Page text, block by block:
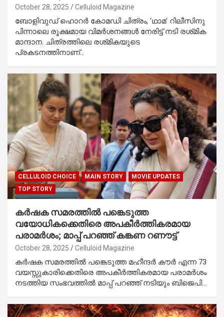
October 28, 2025 Celluloid Magazine
ബോളിവുഡ് ഹൊറർ കോമഡി ചിത്രം, ‘ഥാമ’ റിലീസിനു
പിന്നാലെ രൂക്ഷമായ വിമർശനങ്ങൾ നേരിട്ട് നടി രശ്‌മിക
മാന്ദാന. ചിത്രത്തിലെ രശ്‌മികയുടെ
പ്രകടനത്തിനാണ്…
CELLULOID CHOICE MAIN STORY
MOVIE UPDATES
TOP STORY
കർഷക സമരത്തിൽ പങ്കെടുത്ത
വയോധികക്കെതിരെ അപകീർത്തികരമായ
പരാമർശം; മാപ്പ് പറഞ്ഞ് കങ്കണ റണൗട്ട്
October 28, 2025 Celluloid Magazine
കർഷക സമരത്തിൽ പങ്കെടുത്ത മഹീന്ദർ കൗർ എന്ന 73
വയസ്സുകാരിക്കെതിരെ അപകീർത്തികരമായ പരാമർശം
നടത്തിയ സംഭവത്തിൽ മാപ്പ് പറഞ്ഞ് നടിയും ബിജെപി…